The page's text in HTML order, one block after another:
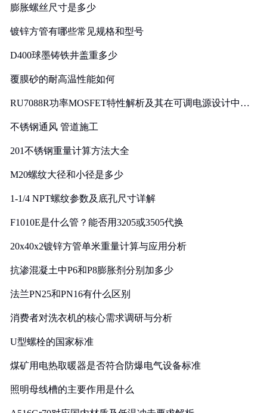
膨胀螺丝尺寸是多少
镀锌方管有哪些常见规格和型号
D400球墨铸铁井盖重多少
覆膜砂的耐高温性能如何
RU7088R功率MOSFET特性解析及其在可调电源设计中的
不锈钢通风 管道施工
201不锈钢重量计算方法大全
M20螺纹大径和小径是多少
1-1/4 NPT螺纹参数及底孔尺寸详解
F1010E是什么管？能否用3205或3505代换
20x40x2镀锌方管单米重量计算与应用分析
抗渗混凝土中P6和P8膨胀剂分别加多少
法兰PN25和PN16有什么区别
消费者对洗衣机的核心需求调研与分析
U型螺栓的国家标准
煤矿用电热取暖器是否符合防爆电气设备标准
照明母线槽的主要作用是什么